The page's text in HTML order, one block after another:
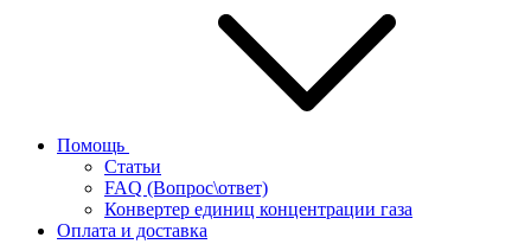
Помощь
Статьи
FAQ (Вопрос\ответ)
Конвертер единиц концентрации газа
Оплата и доставка